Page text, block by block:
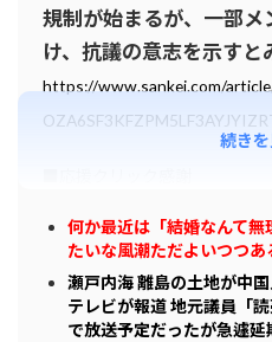
規制が始まるが、一部
け、抗議の意志を示すと
https://www.sankei.com/
何か最近は「結婚なんて
たいな風潮ただよいつつ
瀬戸内海 離島の土地が中
テレビが報道 地元議員「
で放送予定だったが急遽延
続き